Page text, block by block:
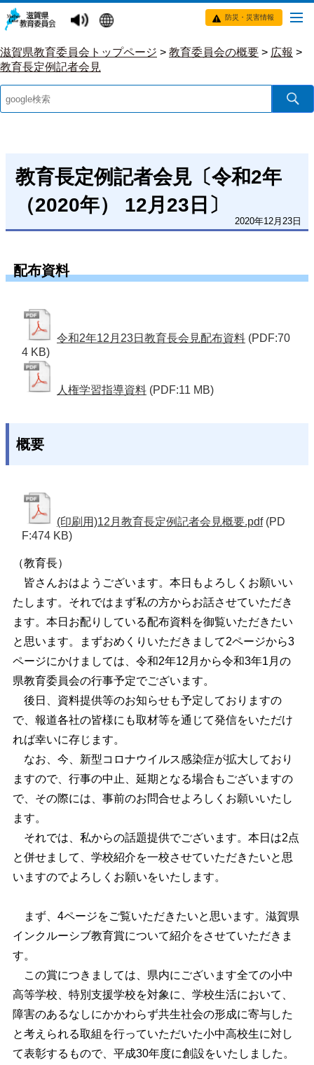
防災・災害情報
滋賀県教育委員会トップページ > 教育委員会の概要 > 広報 >
教育長定例記者会見
教育長定例記者会見〔令和2年
（2020年） 12月23日〕
2020年12月23日
配布資料
令和2年12月23日教育長会見配布資料 (PDF:70
4 KB)
人権学習指導資料 (PDF:11 MB)
概要
(印刷用)12月教育長定例記者会見概要.pdf (PD
F:474 KB)
（教育長）
皆さんおはようございます。本日もよろしくお願いい
たします。それではまず私の方からお話させていただき
ます。本日お配りしている配布資料を御覧いただきたい
と思います。まずおめくりいただきまして2ページから3
ページにかけましては、令和2年12月から令和3年1月の
県教育委員会の行事予定でございます。
後日、資料提供等のお知らせも予定しておりますの
で、報道各社の皆様にも取材等を通じて発信をいただけ
れば幸いに存じます。
なお、今、新型コロナウイルス感染症が拡大しており
ますので、行事の中止、延期となる場合もございますの
で、その際には、事前のお問合せよろしくお願いいたし
ます。
それでは、私からの話題提供でございます。本日は2点
と併せまして、学校紹介を一校させていただきたいと思
いますのでよろしくお願いをいたします。
まず、4ページをご覧いただきたいと思います。滋賀県
インクルーシブ教育賞について紹介をさせていただきま
す。
この賞につきましては、県内にございます全ての小中
高等学校、特別支援学校を対象に、学校生活において、
障害のあるなしにかかわらず共生社会の形成に寄与した
と考えられる取組を行っていただいた小中高校生に対し
て表彰するもので、平成30年度に創設をいたしました。